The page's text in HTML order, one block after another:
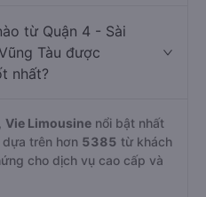
từ Quận 4 - Sài
Tàu được
nhất?
Vie Limousine nổi bật nhất
dựa trên hơn 5385 từ khách
cho dịch vụ cao cấp và